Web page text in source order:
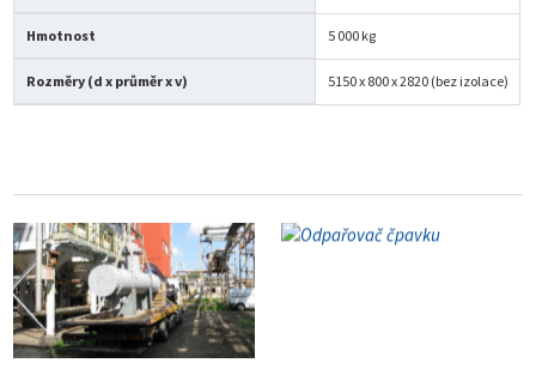
Hmotnost 5 000 kg
Rozměry (d x průměr x v) 5150 x 800 x 2820 (bez izolace)